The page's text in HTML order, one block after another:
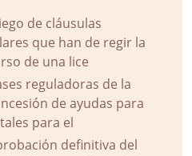
de cláusulas
que han de regir la
de una lice
reguladoras de la
de ayudas para
para el
definitiva del